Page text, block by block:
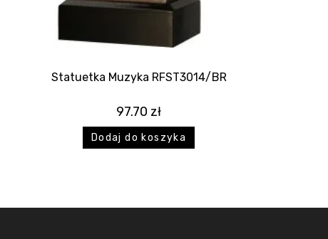
Statuetka Muzyka RFST3014/BR
97.70 zł
Dodaj do koszyka